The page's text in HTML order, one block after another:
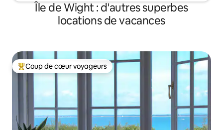
Île de Wight : d'autres superbes
locations de vacances
Coups de cœur voyageurs les plus appréciés
Coup de cœur voyageurs